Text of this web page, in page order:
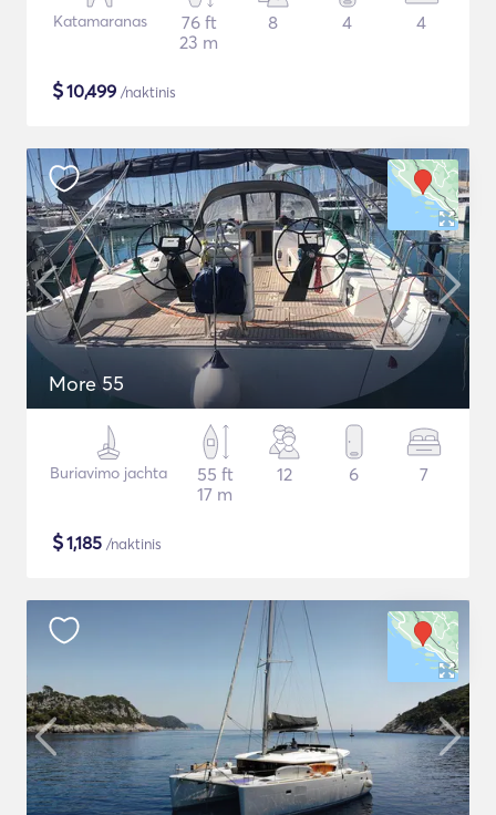
Katamaranas
76 ft
23 m
8 4 4
$10,499 /naktinis
More 55
Buriavimo jachta
55 ft
17 m
12 6 7
$1,185 /naktinis